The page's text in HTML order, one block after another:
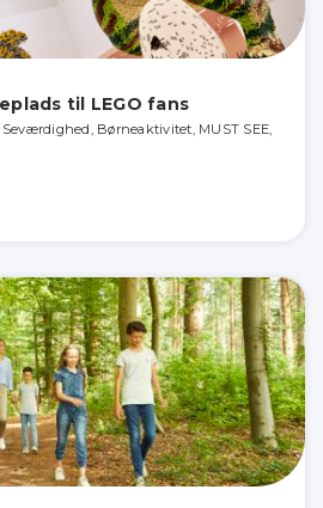
til LEGO fans
Børneaktivitet, MUST SEE,